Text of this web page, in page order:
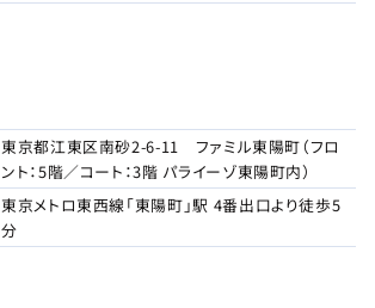
東京都江東区南砂2-6-11 ファミル東陽町（フロ
ント：5階／コート：3階 パライーゾ東陽町内）
東京メトロ東西線「東陽町」駅 4番出口より徒歩5
分